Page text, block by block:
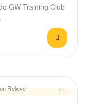
GW Training Club